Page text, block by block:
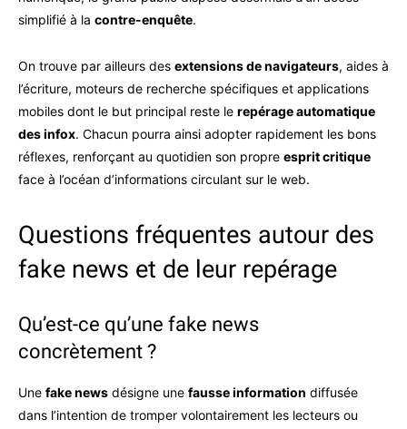
simplifié à la contre-enquête.
On trouve par ailleurs des extensions de navigateurs, aides à
l’écriture, moteurs de recherche spécifiques et applications
mobiles dont le but principal reste le repérage automatique
des infox. Chacun pourra ainsi adopter rapidement les bons
réflexes, renforçant au quotidien son propre esprit critique
face à l’océan d’informations circulant sur le web.
Questions fréquentes autour des
fake news et de leur repérage
Qu’est-ce qu’une fake news
concrètement ?
Une fake news désigne une fausse information diffusée
dans l’intention de tromper volontairement les lecteurs ou